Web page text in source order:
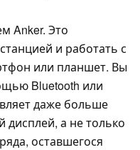
Anker. Это
и работать с
или планшет. Вы
Bluetooth или
даже больше
а не только
оставшегося